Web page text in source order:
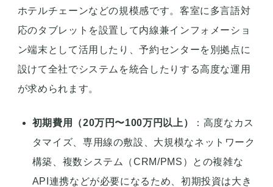
ホテルチェーンなどの規模感です。客室に多言語対
応のタブレットを設置して内線兼インフォメーショ
ン端末として活用したり、予約センターを別拠点に
設けて全社でシステムを統合したりする高度な運用
が求められます。
初期費用（20万円〜100万円以上）
：高度なカス
タマイズ、専用線の敷設、大規模なネットワーク
構築、複数システム（CRM/PMS）との複雑な
API連携などが必要になるため、初期投資は大き